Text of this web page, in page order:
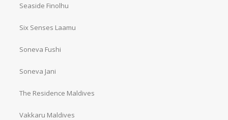
Seaside Finolhu
Six Senses Laamu
Soneva Fushi
Soneva Jani
The Residence Maldives
Vakkaru Maldives